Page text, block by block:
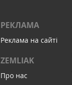
РЕКЛАМА
Реклама на сайті
ZEMLIAK
Про нас